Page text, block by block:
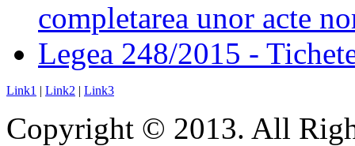
completarea unor acte
Legea 248/2015 -
Link1 | Link2 | Link3
Copyright © 2013. All